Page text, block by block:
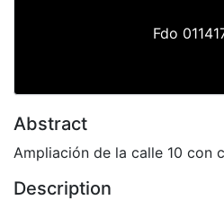
Fdo
Abstract
Ampliación de la calle 10 con
Description